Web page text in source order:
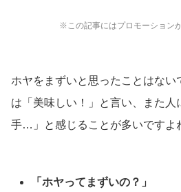
※この記事にはプロモーション
ホヤをまずいと思ったことはない
は「美味しい！」と言い、また
手…」と感じることが多いですよ
「ホヤってまずいの？」